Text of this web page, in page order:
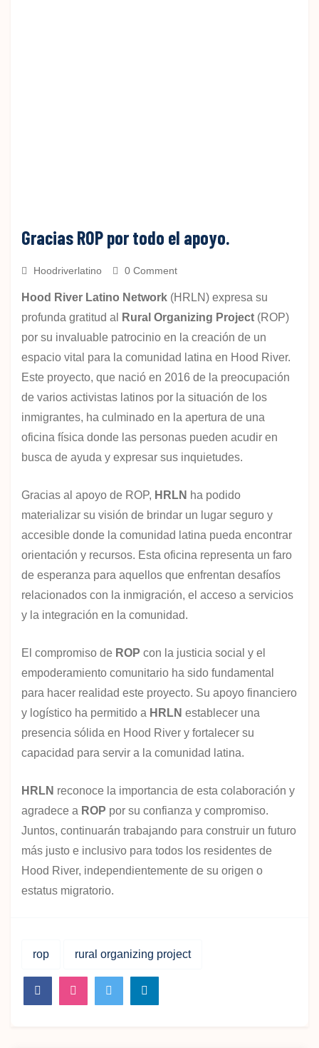
Gracias ROP por todo el apoyo.
Hoodriverlatino 0 Comment
Hood River Latino Network (HRLN) expresa su
profunda gratitud al
Rural Organizing Project (ROP)
por su invaluable patrocinio en la creación de un
espacio vital para la comunidad latina en Hood River.
Este proyecto, que nació en 2016 de la preocupación
de varios activistas latinos por la situación de los
inmigrantes, ha culminado en la apertura de una
oficina física donde las personas pueden acudir en
busca de ayuda y expresar sus inquietudes.
Gracias al apoyo de ROP, HRLN ha podido
materializar su visión de brindar un lugar seguro y
accesible donde la comunidad latina pueda encontrar
orientación y recursos. Esta oficina representa un faro
de esperanza para aquellos que enfrentan desafíos
relacionados con la inmigración, el acceso a servicios
y la integración en la comunidad.
El compromiso de ROP con la justicia social y el
empoderamiento comunitario ha sido fundamental
para hacer realidad este proyecto. Su apoyo financiero
y logístico ha permitido a HRLN establecer una
presencia sólida en Hood River y fortalecer su
capacidad para servir a la comunidad latina.
HRLN reconoce la importancia de esta colaboración y
agradece a ROP por su confianza y compromiso.
Juntos, continuarán trabajando para construir un futuro
más justo e inclusivo para todos los residentes de
Hood River, independientemente de su origen o
estatus migratorio.
rop rural organizing project